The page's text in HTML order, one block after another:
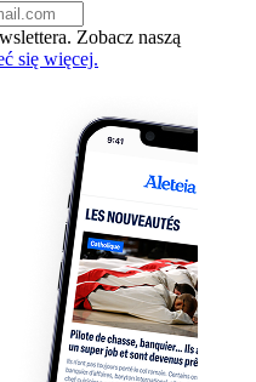
Zobacz naszą
się więcej.